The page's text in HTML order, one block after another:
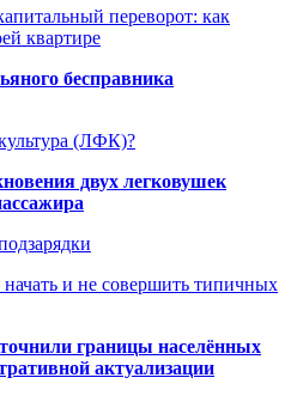
переворот: как
квартире
бесправника
(ЛФК)?
двух легковушек
и не совершить типичных
границы населённых
актуализации